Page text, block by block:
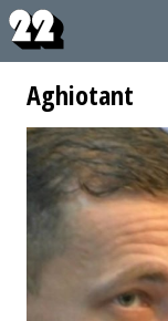
Aghiotant